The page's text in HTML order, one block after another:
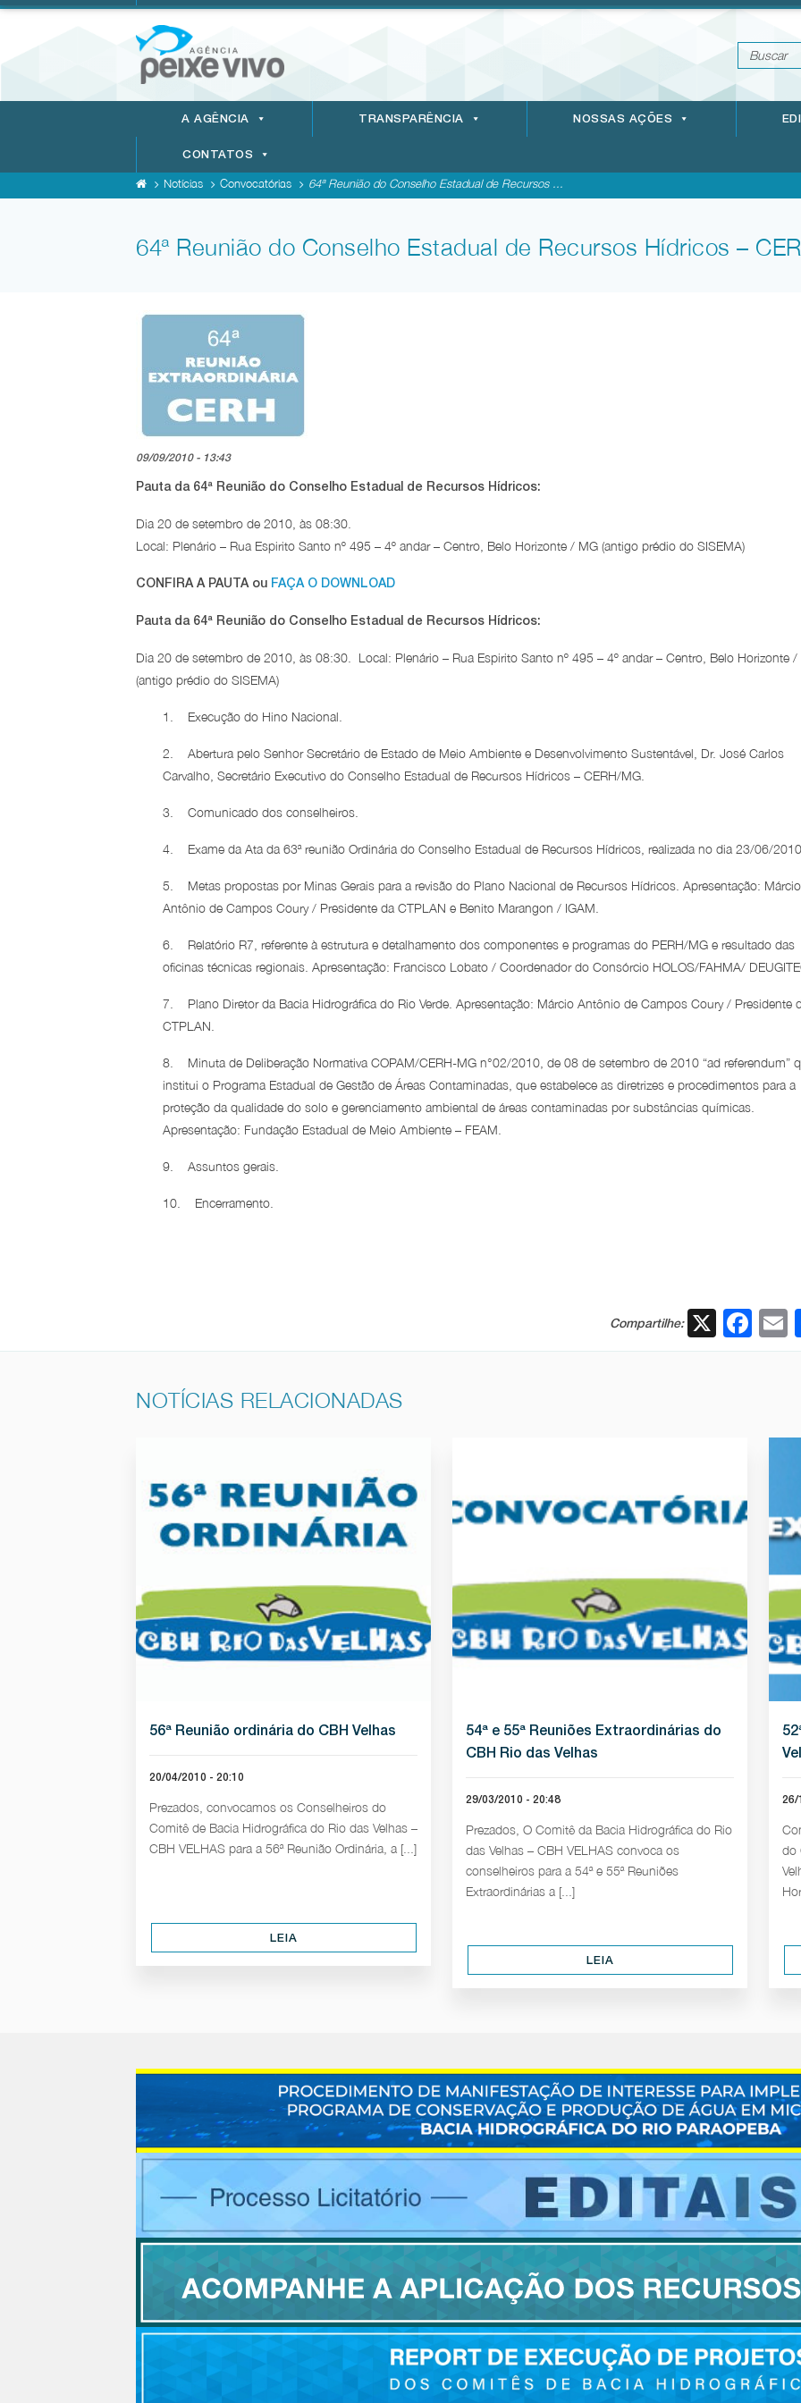
A AGÊNCIA TRANSPARÊNCIA NOSSAS AÇÕES
CONTATOS
Notícias Convocatórias 64ª Reunião do Conselho Estadual de Recursos ...
64ª Reunião do Conselho Estadual de Recursos Hídricos –
09/09/2010 - 13:43
Pauta da 64ª Reunião do Conselho Estadual de Recursos Hídricos:
Dia 20 de setembro de 2010, às 08:30.
Local: Plenário – Rua Espirito Santo nº 495 – 4º andar – Centro, Belo Horizonte / MG (antigo prédio do SISEMA)
CONFIRA A PAUTA ou FAÇA O DOWNLOAD
Pauta da 64ª Reunião do Conselho Estadual de Recursos Hídricos:
Dia 20 de setembro de 2010, às 08:30. Local: Plenário – Rua Espirito Santo nº 495 – 4º andar – Centro, Belo Horizonte /
(antigo prédio do SISEMA)
1. Execução do Hino Nacional.
2. Abertura pelo Senhor Secretário de Estado de Meio Ambiente e Desenvolvimento Sustentável, Dr. José Carlos
Carvalho, Secretário Executivo do Conselho Estadual de Recursos Hídricos – CERH/MG.
3. Comunicado dos conselheiros.
4. Exame da Ata da 63ª reunião Ordinária do Conselho Estadual de Recursos Hídricos, realizada no dia 23/06/2010.
5. Metas propostas por Minas Gerais para a revisão do Plano Nacional de Recursos Hídricos. Apresentação: Márcio
Antônio de Campos Coury / Presidente da CTPLAN e Benito Marangon / IGAM.
6. Relatório R7, referente à estrutura e detalhamento dos componentes e programas do PERH/MG e resultado das
oficinas técnicas regionais. Apresentação: Francisco Lobato / Coordenador do Consórcio HOLOS/FAHMA/
7. Plano Diretor da Bacia Hidrográfica do Rio Verde. Apresentação: Márcio Antônio de Campos Coury / Presidente
CTPLAN.
8. Minuta de Deliberação Normativa COPAM/CERH-MG n°02/2010, de 08 de setembro de 2010 “ad referendum”
institui o Programa Estadual de Gestão de Áreas Contaminadas, que estabelece as diretrizes e procedimentos para a
proteção da qualidade do solo e gerenciamento ambiental de áreas contaminadas por substâncias químicas.
Apresentação: Fundação Estadual de Meio Ambiente – FEAM.
9. Assuntos gerais.
10. Encerramento.
Compartilhe: X
NOTÍCIAS RELACIONADAS
56ª Reunião ordinária do CBH Velhas
20/04/2010 - 20:10
Prezados, convocamos os Conselheiros do
Comitê de Bacia Hidrográfica do Rio das Velhas –
CBH VELHAS para a 56ª Reunião Ordinária, a [...]
LEIA
54ª e 55ª Reuniões Extraordinárias do
CBH Rio das Velhas
29/03/2010 - 20:48
Prezados, O Comitê da Bacia Hidrográfica do Rio
das Velhas – CBH VELHAS convoca os
conselheiros para a 54ª e 55ª Reuniões
Extraordinárias a [...]
LEIA
26/
do